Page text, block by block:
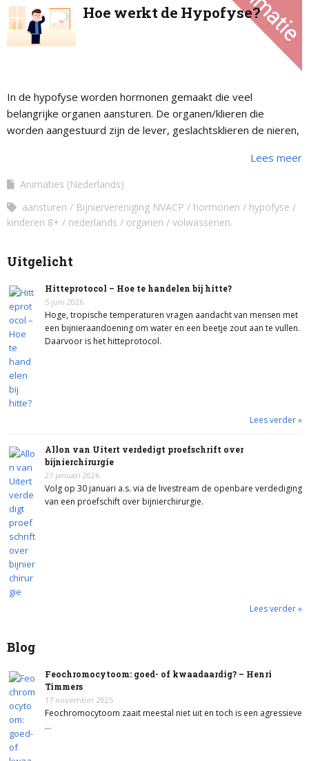
Hoe werkt de Hypofyse?
In de hypofyse worden hormonen gemaakt die veel
belangrijke organen aansturen. De organen/klieren die
worden aangestuurd zijn de lever, geslachtsklieren de nieren,
Lees meer
Animaties (Nederlands)
aansturen
Bijniervereniging NVACP hormonen
hypofyse
kinderen 8+
nederlands organen volwassenen.
Uitgelicht
Hitteprotocol – Hoe te handelen bij hitte?
5 juni 2026
Hoge, tropische temperaturen vragen aandacht van mensen met
een bijnieraandoening om water en een beetje zout aan te vullen.
Daarvoor is het hitteprotocol.
Lees verder »
Allon van Uitert verdedigt proefschrift over
bijnierchirurgie
27 januari 2026
Volg op 30 januari a.s. via de livestream de openbare verdediging
van een proefschift over bijnierchirurgie.
Lees verder »
Blog
Feochromocytoom: goed- of kwaadaardig? – Henri
Timmers
17 november 2025
Feochromocytoom zaait meestal niet uit en toch is een agressieve
…